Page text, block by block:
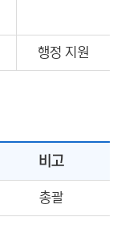
행정 지원
비고
총괄